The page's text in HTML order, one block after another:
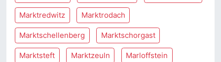
Marktredwitz Marktrodach
Marktschellenberg Marktschorgast
Marktsteft Marktzeuln Marloffstein